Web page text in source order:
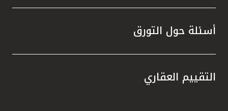
أسئلة حول التورق
التقييم العقاري